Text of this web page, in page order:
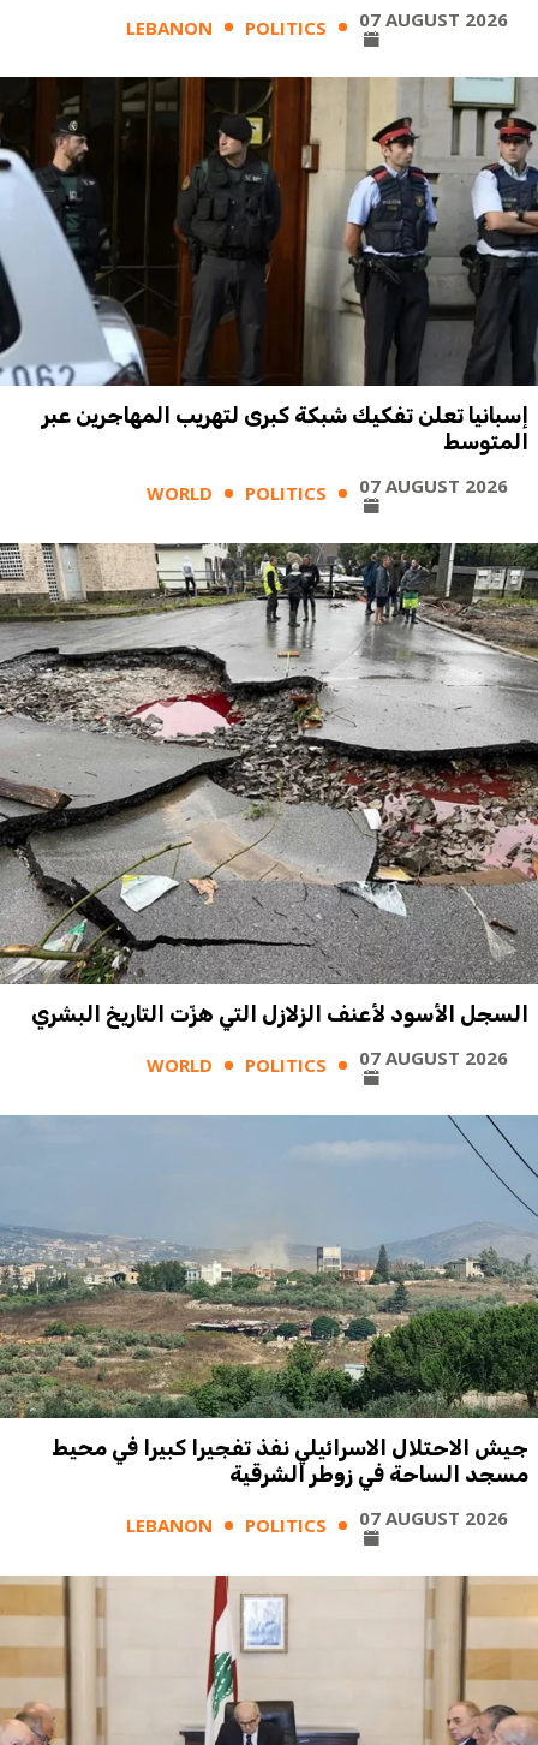
LEBANON POLITICS 07 AUGUST 2026
إسبانيا تعلن تفكيك شبكة كبرى لتهريب المهاجرين عبر
المتوسط
WORLD POLITICS 07 AUGUST 2026
السجل الأسود لأعنف الزلازل التي هزّت التاريخ البشري
WORLD POLITICS 07 AUGUST 2026
جيش الاحتلال الاسرائيلي نفذ تفجيرا كبيرا في محيط
مسجد الساحة في زوطر الشرقية
LEBANON POLITICS 07 AUGUST 2026